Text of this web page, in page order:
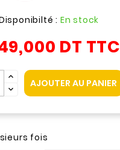
: En stock
DT TTC
AJOUTER AU PANIER
fois